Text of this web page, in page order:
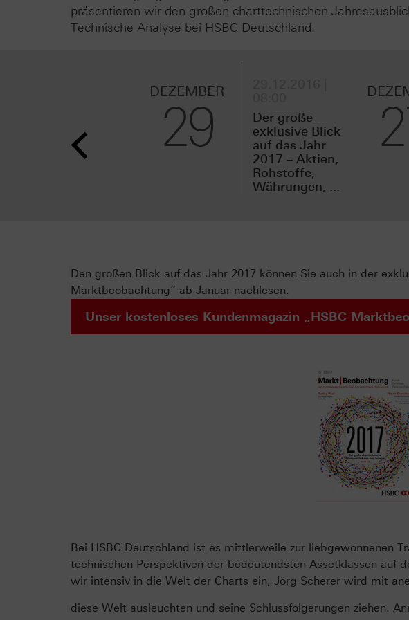
präsentieren wir den großen charttechnischen
Technische Analyse bei HSBC Deutschland.
DEZEMBER
29
Der große
exklusive Blick
auf das Jahr
2017 – Aktien,
Rohstoffe,
Währungen, ...
Den großen Blick auf das Jahr 2017 können Sie auch in der
Marktbeobachtung“ ab Januar nachlesen.
Unser kostenloses Kundenmagazin „HSBC
Bei HSBC Deutschland ist es mittlerweile zur liebgewonnenen
technischen Perspektiven der bedeutendsten Assetklassen auf
wir intensiv in die Welt der Charts ein, Jörg Scherer wird mit
diese Welt ausleuchten und seine Schlussfolgerungen ziehen.